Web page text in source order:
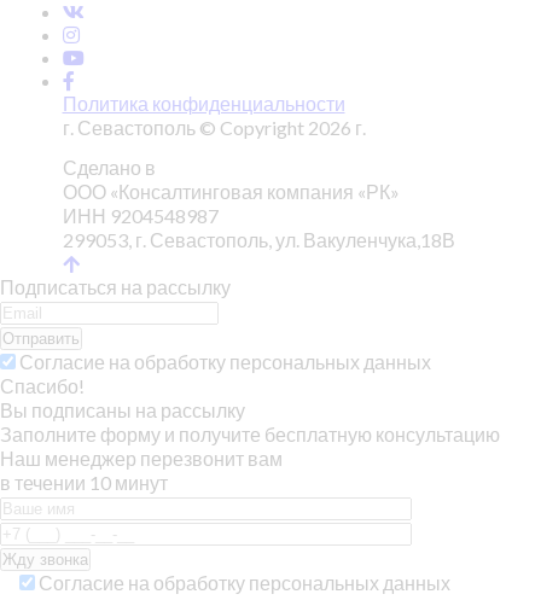
Политика конфиденциальности
г. Севастополь © Copyright 2026 г.
Сделано в
ООО «Консалтинговая компания «РК»
ИНН 9204548987
299053, г. Севастополь, ул. Вакуленчука,18В
Подписаться на рассылку
Отправить
Согласие на обработку персональных данных
Спасибо!
Вы подписаны на рассылку
Заполните форму и получите бесплатную консультацию
Наш менеджер перезвонит вам
в течении 10 минут
Согласие на обработку персональных данных